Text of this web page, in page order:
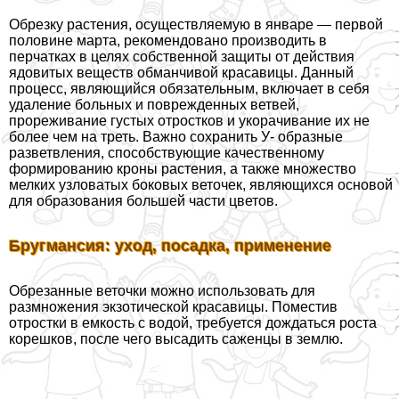
Обрезку растения, осуществляемую в январе — первой
половине марта, рекомендовано производить в
перчатках в целях собственной защиты от действия
ядовитых веществ обманчивой красавицы. Данный
процесс, являющийся обязательным, включает в себя
удаление больных и поврежденных ветвей,
прореживание густых отростков и укорачивание их не
более чем на треть. Важно сохранить У- образные
разветвления, способствующие качественному
формированию кроны растения, а также множество
мелких узловатых боковых веточек, являющихся основой
для образования большей части цветов.
Бругмансия: уход, посадка, применение
Обрезанные веточки можно использовать для
размножения экзотической красавицы. Поместив
отростки в емкость с водой, требуется дождаться роста
корешков, после чего высадить саженцы в землю.